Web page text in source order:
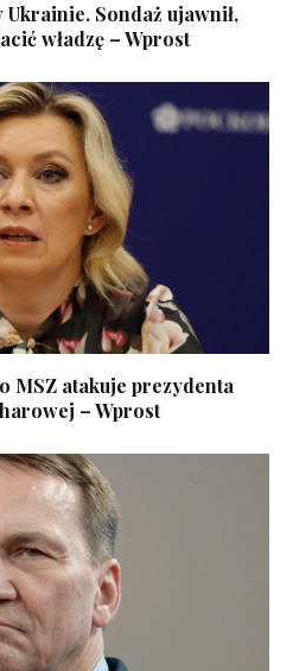
Sondaż ujawnił,
władzę – Wprost
MSZ atakuje prezydenta
– Wprost